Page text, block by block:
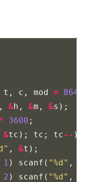
t , c , mod =
, &h , &m , &s );
3600 ;
&tc ); tc ; tc-- )
, &t );
1 ) scanf ( "%d" ,
2 ) scanf ( "%d" ,